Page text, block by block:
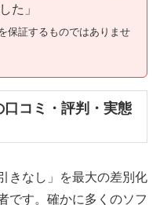
た」
保証するものではありませ
コミ・評判・実態
きなし」を最大の差別化
です。確かに多くのソフ